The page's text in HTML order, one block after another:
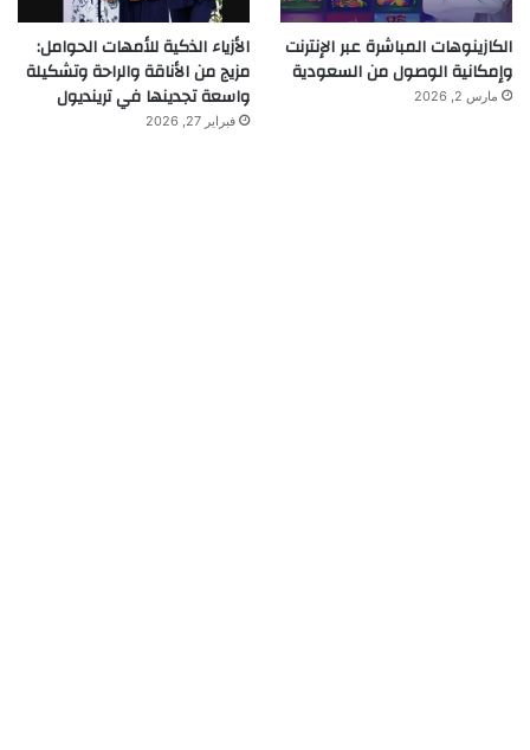
الكازينوهات المباشرة عبر الإنترنت
وإمكانية الوصول من السعودية
مارس 2, 2026
الأزياء الذكية للأمهات الحوامل:
مزيج من الأناقة والراحة وتشكيلة
واسعة تجدينها في ترينديول
فبراير 27, 2026